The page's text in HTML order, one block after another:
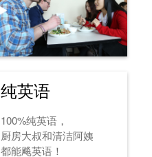
纯英语
100%纯英语，
厨房大叔和清洁阿姨
都能飚英语！